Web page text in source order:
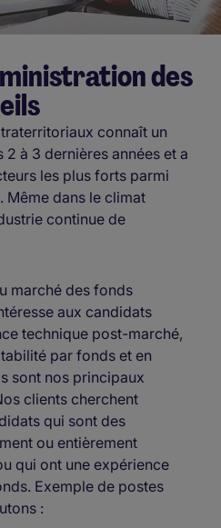
des
connaît un
à 3 dernières années et a
les plus forts parmi
Même dans le climat
continue de
marché des fonds
aux candidats
technique post-marché,
par fonds et en
sont nos principaux
clients cherchent
qui sont des
ou entièrement
qui ont une expérience
Exemple de postes
: